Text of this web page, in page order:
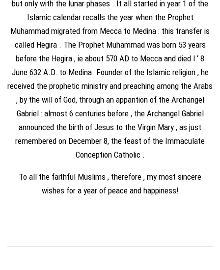
but only with the lunar phases . It all started in year 1 of the
Islamic calendar recalls the year when the Prophet
Muhammad migrated from Mecca to Medina : this transfer is
called Hegira . The Prophet Muhammad was born 53 years
before the Hegira , ie about 570 AD to Mecca and died l ‘ 8
June 632 A.D. to Medina. Founder of the Islamic religion , he
received the prophetic ministry and preaching among the Arabs
, by the will of God, through an apparition of the Archangel
Gabriel : almost 6 centuries before , the Archangel Gabriel
announced the birth of Jesus to the Virgin Mary , as just
remembered on December 8, the feast of the Immaculate
Conception Catholic .
To all the faithful Muslims , therefore , my most sincere
wishes for a year of peace and happiness!